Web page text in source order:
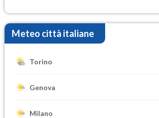
Meteo città italiane
Torino
Genova
Milano